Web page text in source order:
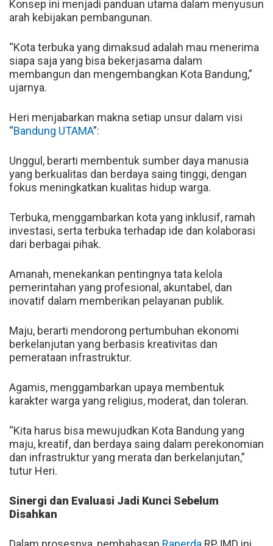
Konsep ini menjadi panduan utama dalam menyusun
arah kebijakan pembangunan.
“Kota terbuka yang dimaksud adalah mau menerima
siapa saja yang bisa bekerjasama dalam
membangun dan mengembangkan Kota Bandung,”
ujarnya.
Heri menjabarkan makna setiap unsur dalam visi
“Bandung UTAMA”:
Unggul, berarti membentuk sumber daya manusia
yang berkualitas dan berdaya saing tinggi, dengan
fokus meningkatkan kualitas hidup warga.
Terbuka, menggambarkan kota yang inklusif, ramah
investasi, serta terbuka terhadap ide dan kolaborasi
dari berbagai pihak.
Amanah, menekankan pentingnya tata kelola
pemerintahan yang profesional, akuntabel, dan
inovatif dalam memberikan pelayanan publik.
Maju, berarti mendorong pertumbuhan ekonomi
berkelanjutan yang berbasis kreativitas dan
pemerataan infrastruktur.
Agamis, menggambarkan upaya membentuk
karakter warga yang religius, moderat, dan toleran.
“Kita harus bisa mewujudkan Kota Bandung yang
maju, kreatif, dan berdaya saing dalam perekonomian
dan infrastruktur yang merata dan berkelanjutan,”
tutur Heri.
Sinergi dan Evaluasi Jadi Kunci Sebelum
Disahkan